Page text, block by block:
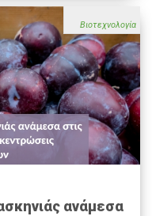
Βιοτεχνολογία
ανάμεσα